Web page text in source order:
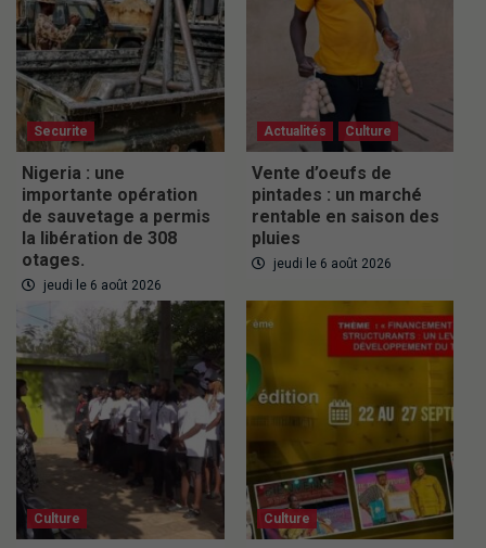
Securite
Nigeria : une
importante opération
de sauvetage a permis
la libération de 308
otages.
jeudi le 6 août 2026
Actualités Culture
Vente d’oeufs de
pintades : un marché
rentable en saison des
pluies
jeudi le 6 août 2026
Culture Culture